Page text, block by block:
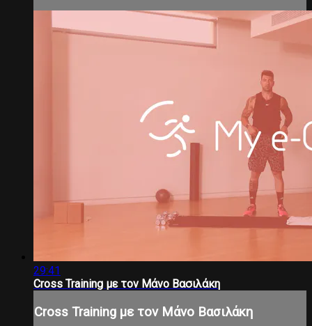
29:41
Cross Training με τον Μάνο Βασιλάκη
Cross Training με τον Μάνο Βασιλάκη